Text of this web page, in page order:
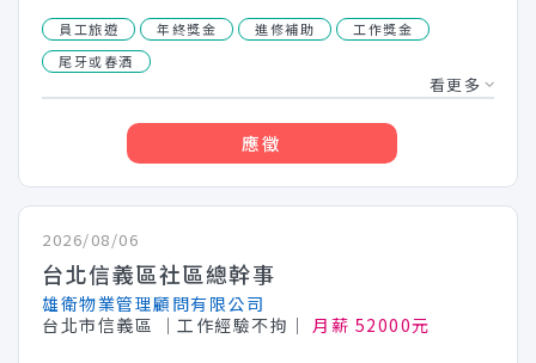
員工旅遊 年終獎金 進修補助
工作獎金
尾牙或春酒
看更多
應徵
2026/08/06
台北信義區社區總幹事
雄衛物業管理顧問有限公司
台北市信義區
│工作經驗不拘│ 月薪 52000元